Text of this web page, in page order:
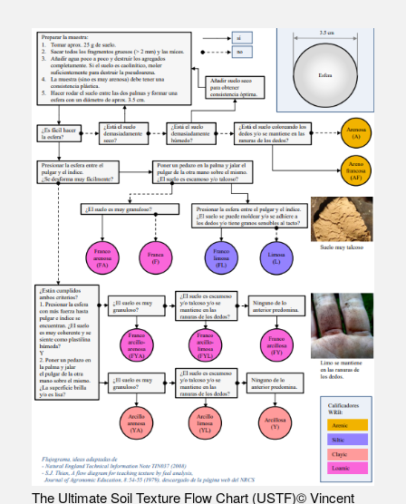
The Ultimate Soil Texture Flow Chart (USTF)© Vincent